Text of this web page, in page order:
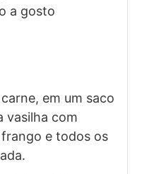
a gosto
em um saco
vasilha com
e todos os